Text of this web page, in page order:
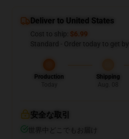
Deliver to United States
Cost to ship: $6.99
Standard - Order today to get by
Production
Shipping
安全な取引
世界中どこでもお届け